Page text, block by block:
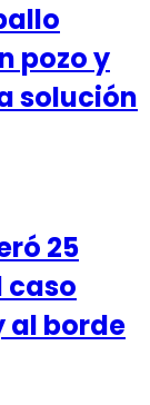
pozo y
solución
25
caso
al borde